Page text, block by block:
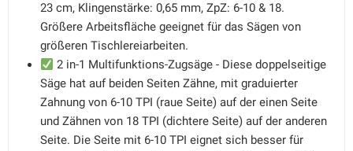
23 cm, Klingenstärke: 0,65 mm, ZpZ: 6-10 & 18.
Größere Arbeitsfläche geeignet für das Sägen von
größeren Tischlereiarbeiten.
2 in-1 Multifunktions-Zugsäge - Diese doppelseitige
Säge hat auf beiden Seiten Zähne, mit graduierter
Zahnung von 6-10 TPI (raue Seite) auf der einen Seite
und Zähnen von 18 TPI (dichtere Seite) auf der anderen
Seite. Die Seite mit 6-10 TPI eignet sich besser für